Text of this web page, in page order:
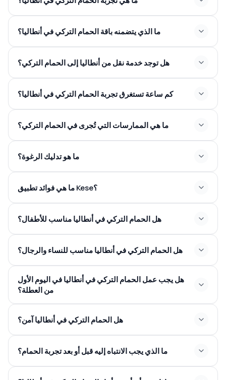
ما الذي يتضمنه باقة الحمام التركي في أنطاليا؟
هل توجد خدمة نقل من أنطاليا إلى الحمام التركي؟
كم ساعة تستغرق تجربة الحمام التركي في أنطاليا؟
ما هي الممارسات التي تُجرى في الحمام التركي؟
ما هو تدليك الرغوة؟
ما هي فوائد تطبيق Kese؟
هل الحمام التركي في أنطاليا مناسب للأطفال؟
هل الحمام التركي في أنطاليا مناسب للنساء والرجال؟
هل يجب عمل الحمام التركي في أنطاليا في اليوم الأول
من العطلة؟
هل الحمام التركي في أنطاليا آمن؟
ما الذي يجب الانتباه إليه قبل أو بعد تجربة الحمام؟